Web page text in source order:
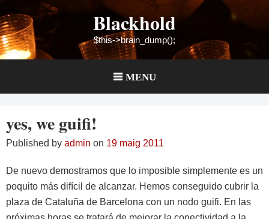
to
content
Blackhold
$this->brain_dump();
MENU
yes, we guifi!
Published by admin on 19 maig 2011
De nuevo demostramos que lo imposible simplemente es un
poquito más difícil de alcanzar. Hemos conseguido cubrir la
plaza de Cataluña de Barcelona con un nodo guifi. En las